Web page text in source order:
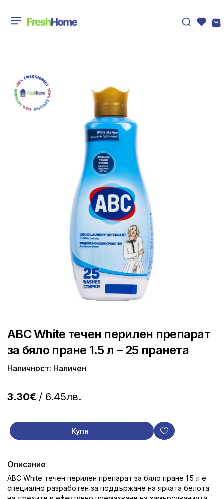
ABC White течен перилен препарат
за бяло пране 1.5 л – 25 пранета
Наличност: Наличен
3.30€ / 6.45лв.
Купи
Описание
ABC White течен перилен препарат за бяло пране 1.5 л е
специално разработен за поддържане на ярката белота